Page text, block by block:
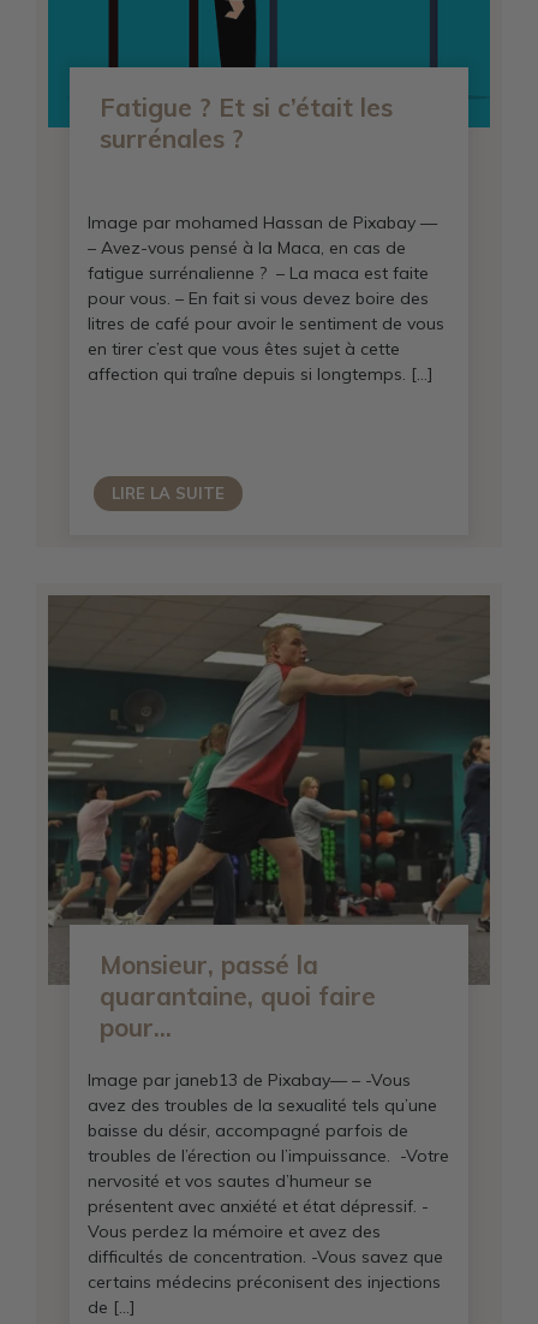
Fatigue ? Et si c’était les
surrénales ?
Image par mohamed Hassan de Pixabay —
– Avez-vous pensé à la Maca, en cas de
fatigue surrénalienne ? – La maca est faite
pour vous. – En fait si vous devez boire des
litres de café pour avoir le sentiment de vous
en tirer c’est que vous êtes sujet à cette
affection qui traîne depuis si longtemps. […]
LIRE LA SUITE
Monsieur, passé la
quarantaine, quoi faire
pour...
Image par janeb13 de Pixabay— – -Vous
avez des troubles de la sexualité tels qu’une
baisse du désir, accompagné parfois de
troubles de l’érection ou l’impuissance. -Votre
nervosité et vos sautes d’humeur se
présentent avec anxiété et état dépressif. -
Vous perdez la mémoire et avez des
difficultés de concentration. -Vous savez que
certains médecins préconisent des injections
de […]